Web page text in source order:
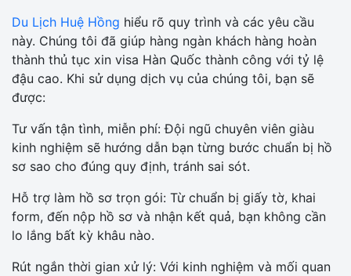
Du Lịch Huệ Hồng hiểu rõ quy trình và các yêu cầu
này. Chúng tôi đã giúp hàng ngàn khách hàng hoàn
thành thủ tục xin visa Hàn Quốc thành công với tỷ lệ
đậu cao. Khi sử dụng dịch vụ của chúng tôi, bạn sẽ
được:
Tư vấn tận tình, miễn phí: Đội ngũ chuyên viên giàu
kinh nghiệm sẽ hướng dẫn bạn từng bước chuẩn bị hồ
sơ sao cho đúng quy định, tránh sai sót.
Hỗ trợ làm hồ sơ trọn gói: Từ chuẩn bị giấy tờ, khai
form, đến nộp hồ sơ và nhận kết quả, bạn không cần
lo lắng bất kỳ khâu nào.
Rút ngắn thời gian xử lý: Với kinh nghiệm và mối quan